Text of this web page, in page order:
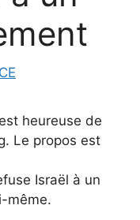
heureuse de
Le propos est
Israël à un
même.